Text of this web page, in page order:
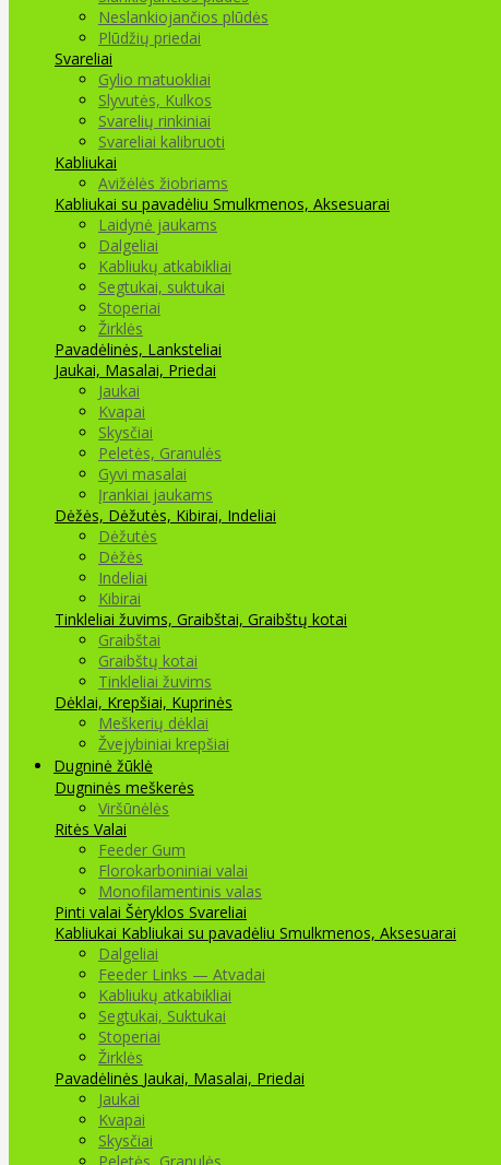
Neslankiojančios plūdės
Plūdžių priedai
Svareliai
Gylio matuokliai
Slyvutės, Kulkos
Svarelių rinkiniai
Svareliai kalibruoti
Kabliukai
Avižėlės žiobriams
Kabliukai su pavadėliu Smulkmenos, Aksesuarai
Laidynė jaukams
Dalgeliai
Kabliukų atkabikliai
Segtukai, suktukai
Stoperiai
Žirklės
Pavadėlinės, Lanksteliai
Jaukai, Masalai, Priedai
Jaukai
Kvapai
Skysčiai
Peletės, Granulės
Gyvi masalai
Įrankiai jaukams
Dėžės, Dėžutės, Kibirai, Indeliai
Dėžutės
Dėžės
Indeliai
Kibirai
Tinkleliai žuvims, Graibštai, Graibštų kotai
Graibštai
Graibštų kotai
Tinkleliai žuvims
Dėklai, Krepšiai, Kuprinės
Meškerių dėklai
Žvejybiniai krepšiai
Dugninė žūklė
Dugninės meškerės
Viršūnėlės
Ritės Valai
Feeder Gum
Florokarboniniai valai
Monofilamentinis valas
Pinti valai Šėryklos Svareliai
Kabliukai Kabliukai su pavadėliu Smulkmenos, Aksesuarai
Dalgeliai
Feeder Links — Atvadai
Kabliukų atkabikliai
Segtukai, Suktukai
Stoperiai
Žirklės
Pavadėlinės Jaukai, Masalai, Priedai
Jaukai
Kvapai
Skysčiai
Peletės, Granulės